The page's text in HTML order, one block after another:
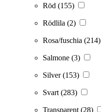
Röd (155)
Rödlila (2)
Rosa/fuschia (214)
Salmone (3)
Silver(153)
Svart (283)
Transparent (28)